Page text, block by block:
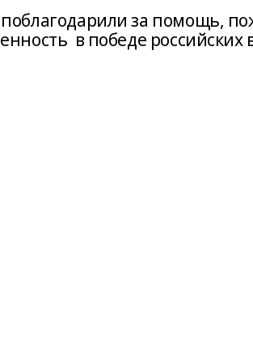
за помощь,
в победе российских